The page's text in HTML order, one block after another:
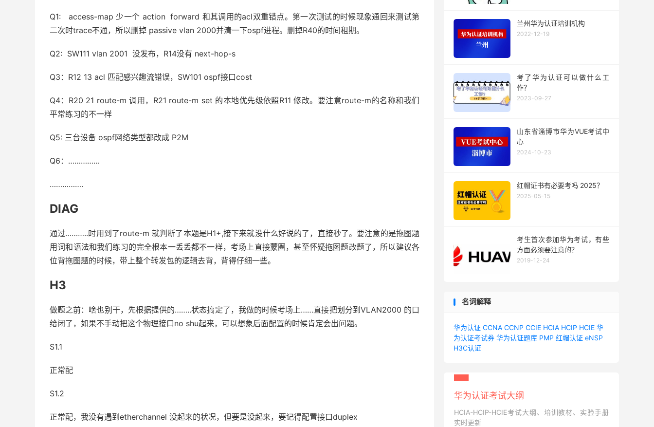
Q1: access-map 少一个 action forward 和其调用的acl双重错点。第一次测试的时候现象通回来测试第
二次时trace不通，所以删掉 passive vlan 2000并清一下ospf进程。删掉R40的时间租期。
Q2: SW111 vlan 2001 没发布，R14没有 next-hop-s
Q3：R12 13 acl 匹配感兴趣流错误，SW101 ospf接口cost
Q4：R20 21 route-m 调用，R21 route-m set 的本地优先级依照R11 修改。要注意route-m的名称和我们
平常练习的不一样
Q5: 三台设备 ospf网络类型都改成 P2M
Q6：……………
…………….
DIAG
通过………..时用到了route-m 就判断了本题是H1+,接下来就没什么好说的了，直接秒了。要注意的是拖图题
用词和语法和我们练习的完全根本一丢丢都不一样，考场上直接蒙圈，甚至怀疑拖图题改题了，所以建议各
位背拖图题的时候，带上整个转发包的逻辑去背，背得仔细一些。
H3
做题之前：啥也别干，先根据提供的……..状态搞定了，我做的时候考场上……直接把划分到VLAN2000 的口
给闭了，如果不手动把这个物理接口no shu起来，可以想象后面配置的时候肯定会出问题。
S1.1
正常配
S1.2
正常配，我没有遇到etherchannel 没起来的状况，但要是没起来，要记得配置接口duplex
兰州华为认证培训机构
2022-12-19
考了华为认证可以做什么工
作？
2023-09-27
山东省淄博市华为VUE考试中
心
2024-10-23
红帽证书有必要考吗 2025？
2025-05-15
考生首次参加华为考试，有些
方面必须要注意的？
2019-12-24
名词解释
华为认证 CCNA CCNP CCIE HCIA HCIP HCIE 华
为认证考试券 华为认证题库 PMP 红帽认证 eNSP
H3C认证
华为认证考试大纲
HCIA-HCIP-HCIE考试大纲、培训教材、实验手册
实时更新